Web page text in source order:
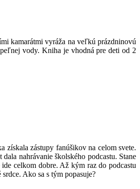
kamarátmi vyráža na veľkú prázdninovú
vody. Kniha je vhodná pre deti od 2
získala zástupy fanúšikov na celom svete.
nahrávanie školského podcastu. Stane
celkom dobre. Až kým raz do podcastu
Ako sa s tým popasuje?